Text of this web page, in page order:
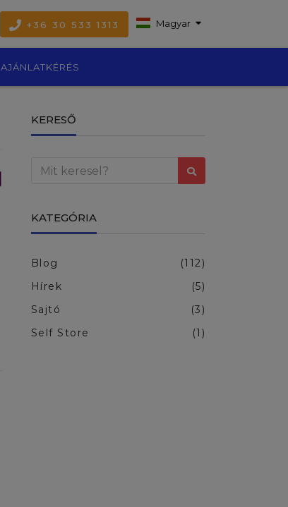
Magyar
+36 30 533 1313
AJÁNLATKÉRÉS
KERESŐ
KATEGÓRIA
Blog
(112)
Hírek
(5)
Sajtó
(3)
Self Store
(1)